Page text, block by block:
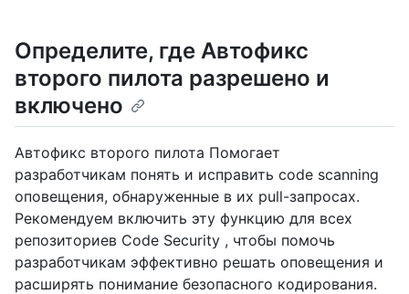
Определите, где Автофикс
второго пилота разрешено и
включено
Автофикс второго пилота Помогает
разработчикам понять и исправить code scanning
оповещения, обнаруженные в их pull-запросах.
Рекомендуем включить эту функцию для всех
репозиториев Code Security , чтобы помочь
разработчикам эффективно решать оповещения и
расширять понимание безопасного кодирования.